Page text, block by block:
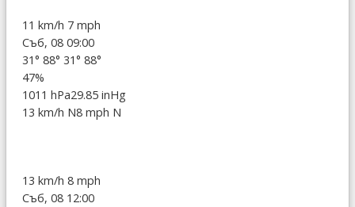
11 km/h 7 mph
Съб, 08 09:00
31° 88° 31° 88°
47%
1011 hPa29.85 inHg
13 km/h N8 mph N
13 km/h 8 mph
Съб, 08 12:00